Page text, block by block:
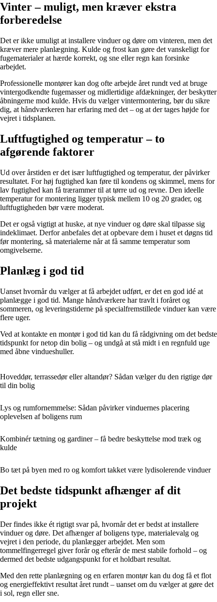
Vinter – muligt, men kræver ekstra
forberedelse
Det er ikke umuligt at installere vinduer og døre om vinteren, men det
kræver mere planlægning. Kulde og frost kan gøre det vanskeligt for
fugematerialer at hærde korrekt, og sne eller regn kan forsinke
arbejdet.
Professionelle montører kan dog ofte arbejde året rundt ved at bruge
vintergodkendte fugemasser og midlertidige afdækninger, der beskytter
åbningerne mod kulde. Hvis du vælger vintermontering, bør du sikre
dig, at håndværkeren har erfaring med det – og at der tages højde for
vejret i tidsplanen.
Luftfugtighed og temperatur – to
afgørende faktorer
Ud over årstiden er det især luftfugtighed og temperatur, der påvirker
resultatet. For høj fugtighed kan føre til kondens og skimmel, mens for
lav fugtighed kan få trærammer til at tørre ud og revne. Den ideelle
temperatur for montering ligger typisk mellem 10 og 20 grader, og
luftfugtigheden bør være moderat.
Det er også vigtigt at huske, at nye vinduer og døre skal tilpasse sig
indeklimaet. Derfor anbefales det at opbevare dem i huset et døgns tid
før montering, så materialerne når at få samme temperatur som
omgivelserne.
Planlæg i god tid
Uanset hvornår du vælger at få arbejdet udført, er det en god idé at
planlægge i god tid. Mange håndværkere har travlt i foråret og
sommeren, og leveringstiderne på specialfremstillede vinduer kan være
flere uger.
Ved at kontakte en montør i god tid kan du få rådgivning om det bedste
tidspunkt for netop din bolig – og undgå at stå midt i en regnfuld uge
med åbne vindueshuller.
Hoveddør, terrassedør eller altandør? Sådan vælger du den rigtige dør
til din bolig
Lys og rumfornemmelse: Sådan påvirker vinduernes placering
oplevelsen af boligens rum
Kombinér tætning og gardiner – få bedre beskyttelse mod træk og
kulde
Bo tæt på byen med ro og komfort takket være lydisolerende vinduer
Det bedste tidspunkt afhænger af dit
projekt
Der findes ikke ét rigtigt svar på, hvornår det er bedst at installere
vinduer og døre. Det afhænger af boligens type, materialevalg og
vejret i den periode, du planlægger arbejdet. Men som
tommelfingerregel giver forår og efterår de mest stabile forhold – og
dermed det bedste udgangspunkt for et holdbart resultat.
Med den rette planlægning og en erfaren montør kan du dog få et flot
og energieffektivt resultat året rundt – uanset om du vælger at gøre det
i sol, regn eller sne.